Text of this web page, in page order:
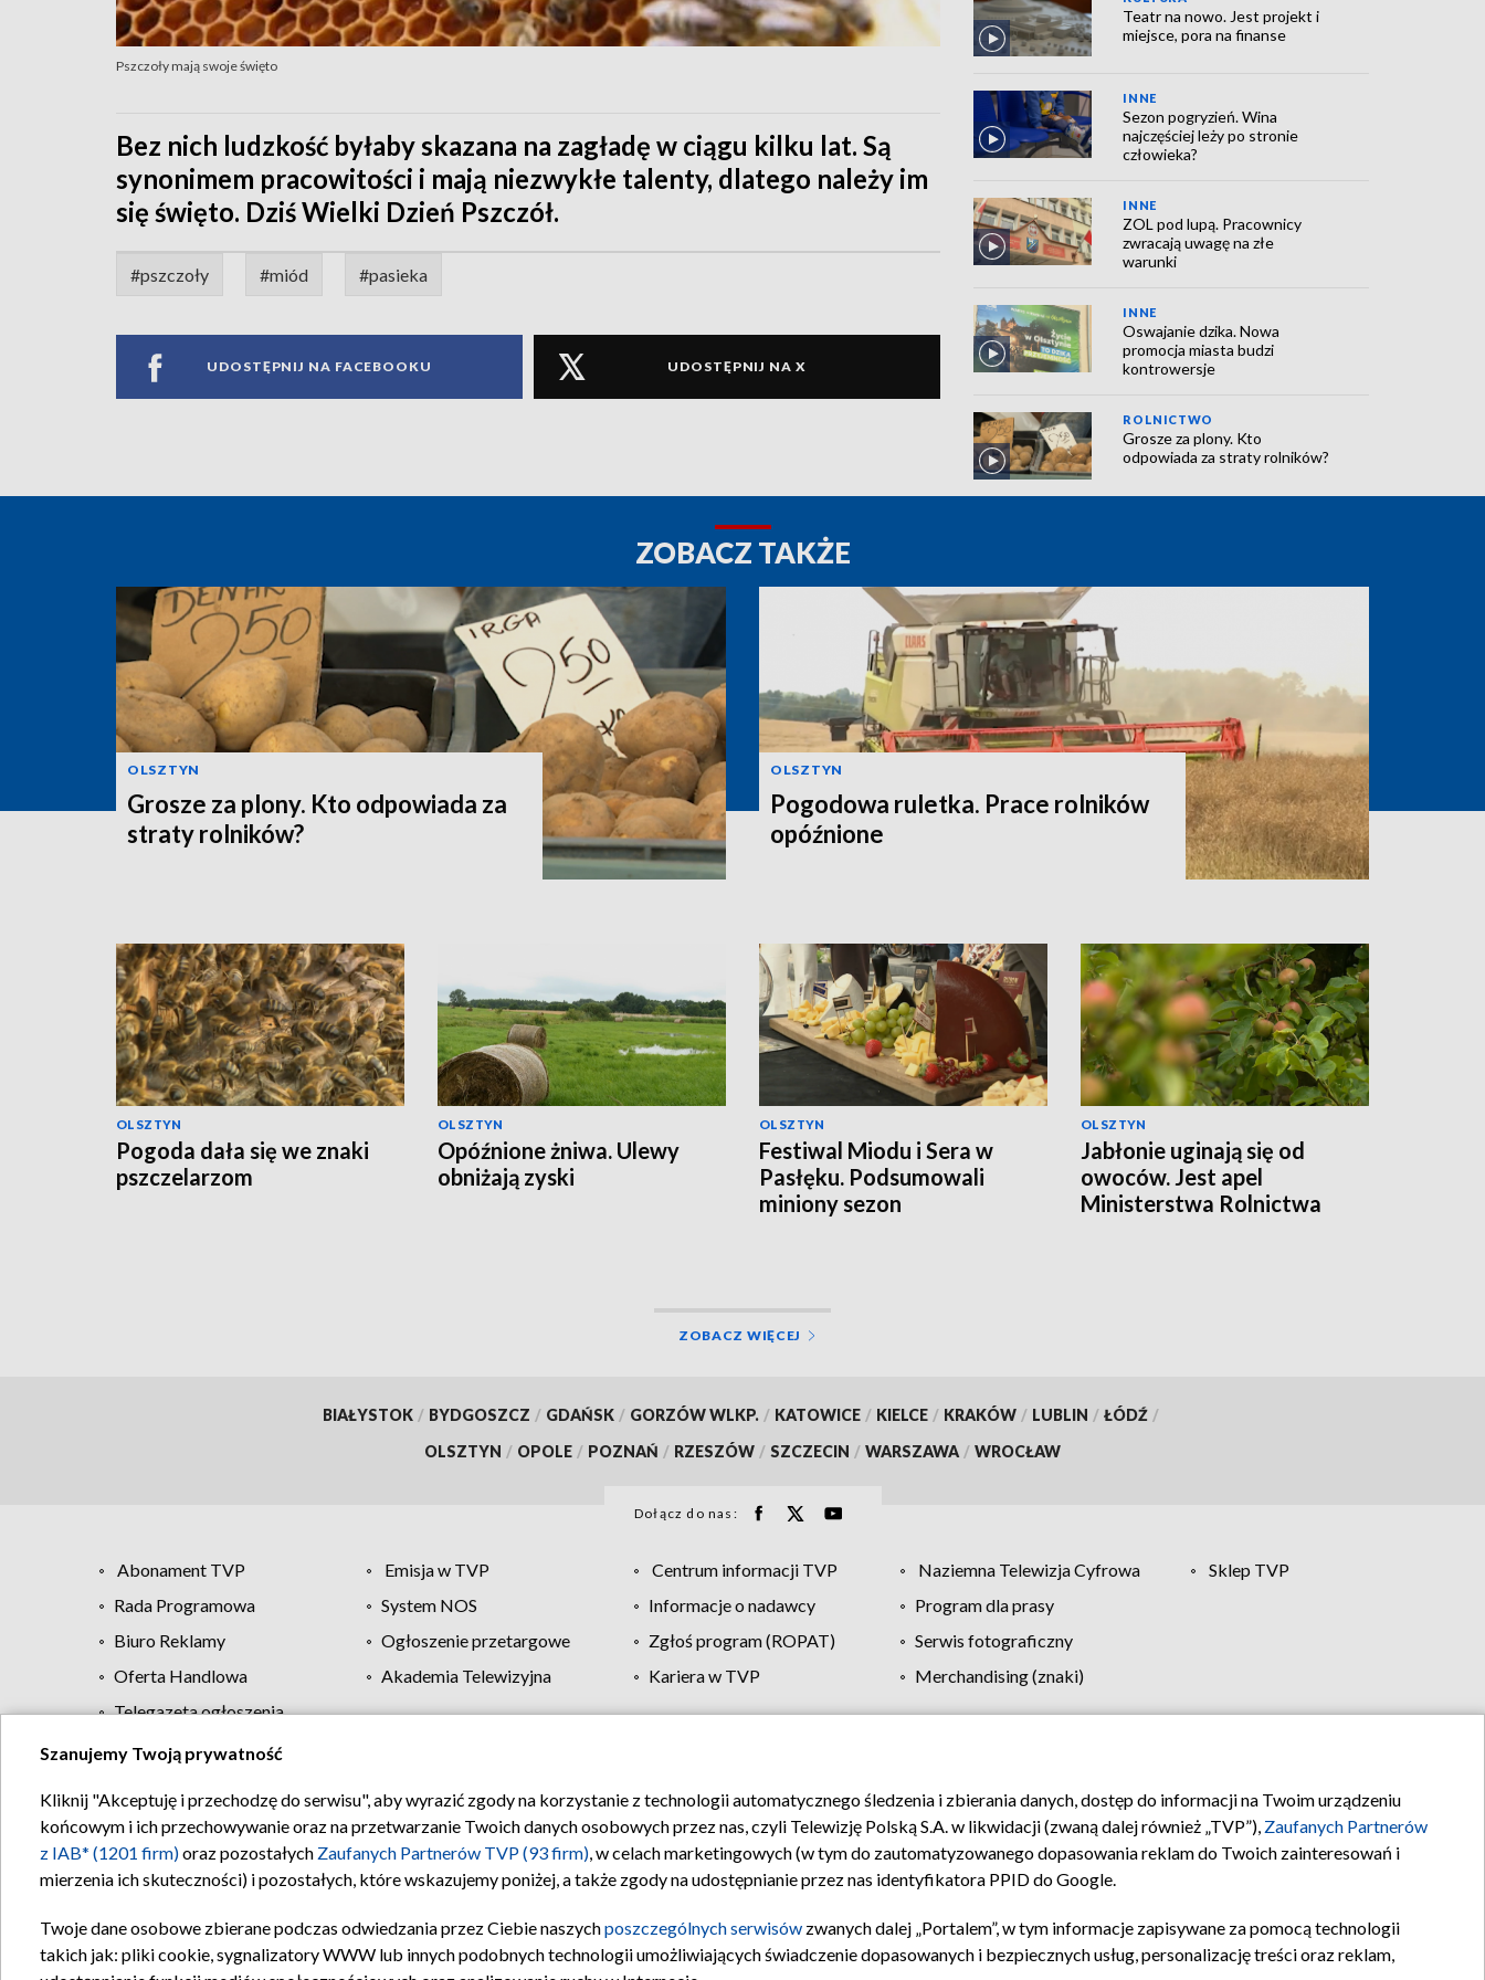
Pszczoły mają swoje święto
Bez nich ludzkość byłaby skazana na zagładę w ciągu kilku lat. Są
synonimem pracowitości i mają niezwykłe talenty, dlatego należy im
się święto. Dziś Wielki Dzień Pszczół.
#pszczoły #miód #pasieka
UDOSTĘPNIJ NA FACEBOOKU UDOSTĘPNIJ NA X
Teatr na nowo. Jest projekt i
miejsce, pora na finanse
INNE
Sezon pogryzień. Wina
najczęściej leży po stronie
człowieka?
INNE
ZOL pod lupą. Pracownicy
zwracają uwagę na złe
warunki
INNE
Oswajanie dzika. Nowa
promocja miasta budzi
kontrowersje
ROLNICTWO
Grosze za plony. Kto
odpowiada za straty rolników?
ZOBACZ TAKŻE
OLSZTYN
Grosze za plony. Kto odpowiada za
straty rolników?
OLSZTYN
Pogodowa ruletka. Prace rolników
opóźnione
OLSZTYN
Pogoda dała się we znaki
pszczelarzom
OLSZTYN
Opóźnione żniwa. Ulewy
obniżają zyski
OLSZTYN
Festiwal Miodu i Sera w
Pasłęku. Podsumowali
miniony sezon
OLSZTYN
Jabłonie uginają się od
owoców. Jest apel
Ministerstwa Rolnictwa
ZOBACZ WIĘCEJ
BIAŁYSTOK / BYDGOSZCZ / GDAŃSK / GORZÓW WLKP. / KATOWICE / KIELCE / KRAKÓW / LUBLIN / ŁÓDŹ /
OLSZTYN / OPOLE / POZNAŃ / RZESZÓW / SZCZECIN / WARSZAWA / WROCŁAW
Dołącz do nas:
Abonament TVP Emisja w TVP Centrum informacji TVP Naziemna Telewizja Cyfrowa
Sklep TVP
Rada Programowa
System NOS Informacje o nadawcy
Program dla prasy
Biuro Reklamy
Ogłoszenie przetargowe Zgłoś program (ROPAT)
Serwis fotograficzny
Oferta Handlowa
Akademia Telewizyjna Kariera w TVP
Merchandising (znaki)
Telegazeta ogłoszenia
Regulamin TVP Polityka prywatności Moje zgody Pomoc Biuro reklamy Kontakt
Szanujemy Twoją prywatność
Kliknij "Akceptuję i przechodzę do serwisu", aby wyrazić zgody na korzystanie z technologii automatycznego śledzenia i zbierania danych, dostęp do informacji na Twoim urządzeniu
końcowym i ich przechowywanie oraz na przetwarzanie Twoich danych osobowych przez nas, czyli Telewizję Polską S.A. w likwidacji (zwaną dalej również „TVP”), Zaufanych Partnerów
z IAB* (1201 firm)oraz pozostałych Zaufanych Partnerów TVP (93 firm), w celach marketingowych (w tym do zautomatyzowanego dopasowania reklam do Twoich zainteresowań i
mierzenia ich skuteczności) i pozostałych, które wskazujemy poniżej, a także zgody na udostępnianie przez nas identyfikatora PPID do Google.
Twoje dane osobowe zbierane podczas odwiedzania przez Ciebie naszychposzczególnych serwisów zwanych dalej „Portalem”, w tym informacje zapisywane za pomocą technologii
takich jak: pliki cookie, sygnalizatory WWW lub innych podobnych technologii umożliwiających świadczenie dopasowanych i bezpiecznych usług, personalizację treści oraz reklam,